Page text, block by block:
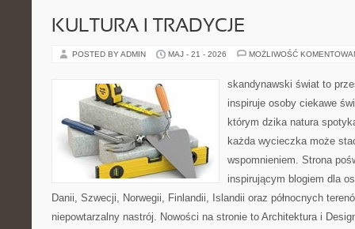
KULTURA I TRADYCJE
POSTED BY ADMIN MAJ - 21 - 2026 MOŻLIWOŚĆ
skandynawski świat to
inspiruje osoby ciekawe
którym dzika natura
każda wycieczka może
wspomnieniem. Strona
inspirującym blogiem dla
Danii, Szwecji, Norwegii, Finlandii, Islandii oraz północnych
niepowtarzalny nastrój. Nowości na stronie to Architektura i